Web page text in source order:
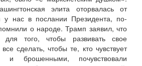
элита оторвалась от
нас в послании Президента, по-
о народе. Трамп заявил, что
того, чтобы развивать свое
сделать, чтобы те, кто чувствует
и брошенными, почувствовали